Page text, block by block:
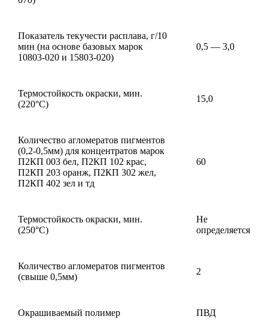
Показатель текучести расплава, г/10
мин (на основе базовых марок
10803-020 и 15803-020)
0,5 — 3,0
Термостойкость окраски, мин.
(220°С)
15,0
Количество агломератов пигментов
(0,2-0,5мм) для концентратов марок
П2КП 003 бел, П2КП 102 крас,
П2КП 203 оранж, П2КП 302 жел,
П2КП 402 зел и тд
60
Термостойкость окраски, мин.
(250°С)
Не
определяется
Количество агломератов пигментов
(свыше 0,5мм)
2
Окрашиваемый полимер ПВД